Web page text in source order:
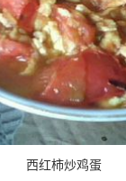
西红柿炒鸡蛋